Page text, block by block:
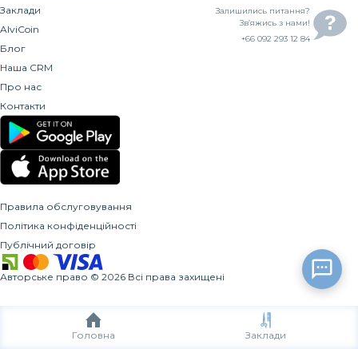
Головна Заклади
Заклади
AlviCoin
Блог
Наша CRM
Про нас
Контакти
Залишились питання?
Зв’яжись з нами!
+66 092 293 12 84
Правила обслуговування
Політика конфіденційності
Публічний договір
Авторське право © 2026 Всі права захищені